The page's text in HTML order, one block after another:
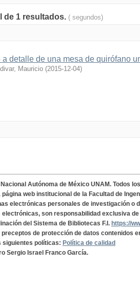
de 1 resultados. ( segundos)
a detalle de una mesa de quirófano
Mauricio (2015-12-04)
Autónoma de México UNAM. Todos
página web institucional de la Facultad de
electrónicas personales de investigación o
electrónicas, son responsabilidad exclusiva
del Sistema de Bibliotecas F.I. https://
de protección de datos contenidos
siguientes políticas: Política de calidad
Sergio Israel Franco García.